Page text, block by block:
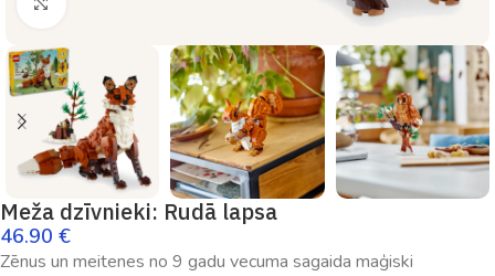
Meža dzīvnieki: Rudā lapsa
46.90 €
Zēnus un meitenes no 9 gadu vecuma sagaida maģiski